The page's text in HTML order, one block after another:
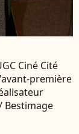
Ciné Cité
première
Bestimage